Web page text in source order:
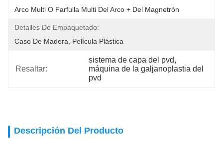
Arco Multi O Farfulla Multi Del Arco + Del Magnetrón
Detalles De Empaquetado:
Caso De Madera, Película Plástica
Resaltar:
sistema de capa del pvd,
máquina de la galjanoplastia del
pvd
Descripción Del Producto